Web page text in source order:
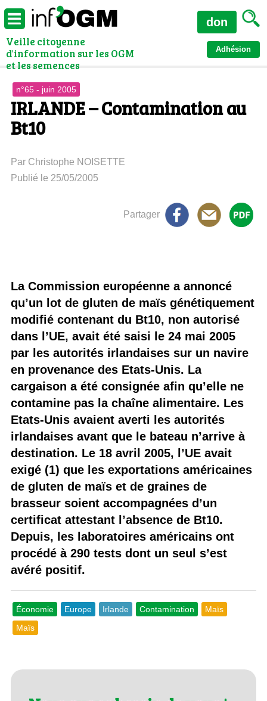
Veille citoyenne
d'information sur les OGM
et les semences
Adhésion
don
n°65 - juin 2005
IRLANDE – Contamination au
Bt10
Par Christophe NOISETTE
Publié le 25/05/2005
Partager
La Commission européenne a annoncé
qu’un lot de gluten de maïs génétiquement
modifié contenant du Bt10, non autorisé
dans l’UE, avait été saisi le 24 mai 2005
par les autorités irlandaises sur un navire
en provenance des Etats-Unis. La
cargaison a été consignée afin qu’elle ne
contamine pas la chaîne alimentaire. Les
Etats-Unis avaient averti les autorités
irlandaises avant que le bateau n’arrive à
destination. Le 18 avril 2005, l’UE avait
exigé (1) que les exportations américaines
de gluten de maïs et de graines de
brasseur soient accompagnées d’un
certificat attestant l’absence de Bt10.
Depuis, les laboratoires américains ont
procédé à 290 tests dont un seul s’est
avéré positif.
Économie Europe Irlande Contamination
Maïs
Maïs